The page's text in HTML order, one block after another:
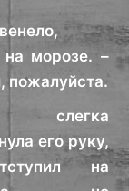
на морозе. –
пожалуйста.
слегка
его руку,
на